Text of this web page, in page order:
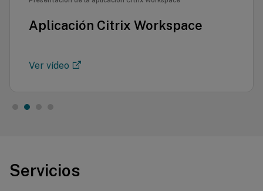
Aplicación Citrix Workspace
Ver vídeo
Servicios